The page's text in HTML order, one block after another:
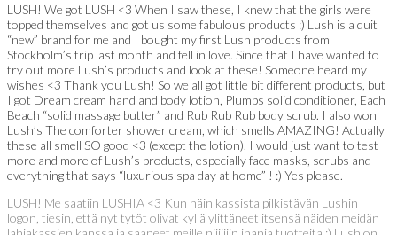
LUSH! We got LUSH <3 When I saw these, I knew that the girls were
topped themselves and got us some fabulous products :) Lush is a quit
“new” brand for me and I bought my first Lush products from
Stockholm’s trip last month and fell in love. Since that I have wanted to
try out more Lush’s products and look at these! Someone heard my
wishes <3 Thank you Lush! So we all got little bit different products, but
I got Dream cream hand and body lotion, Plumps solid conditioner, Each
Beach “solid massage butter” and Rub Rub Rub body scrub. I also won
Lush’s The comforter shower cream, which smells AMAZING! Actually
these all smell SO good <3 (except the lotion). I would just want to test
more and more of Lush’s products, especially face masks, scrubs and
everything that says “luxurious spa day at home” ! :) Yes please.
LUSH! Me saatiin LUSHIA <3 Kun näin kassista pilkistävän Lushin
logon, tiesin, että nyt tytöt olivat kyllä ylittäneet itsensä näiden meidän